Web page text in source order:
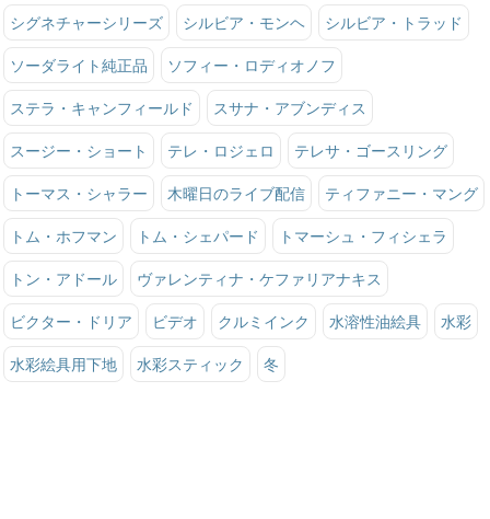
シグネチャーシリーズ シルビア・モンヘ シルビア・トラッド
ソーダライト純正品 ソフィー・ロディオノフ
ステラ・キャンフィールド スサナ・アブンディス
スージー・ショート テレ・ロジェロ テレサ・ゴースリング
トーマス・シャラー 木曜日のライブ配信 ティファニー・マング
トム・ホフマン トム・シェパード トマーシュ・フィシェラ
トン・アドール ヴァレンティナ・ケファリアナキス
ビクター・ドリア ビデオ クルミインク 水溶性油絵具 水彩
水彩絵具用下地 水彩スティック 冬